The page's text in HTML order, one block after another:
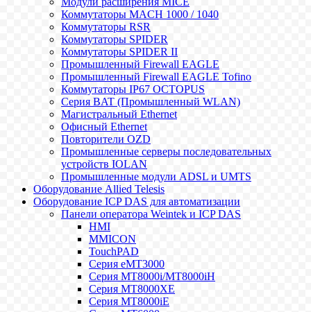
Коммутаторы MACH 1000 / 1040
Коммутаторы RSR
Коммутаторы SPIDER
Коммутаторы SPIDER II
Промышленный Firewall EAGLE
Промышленный Firewall EAGLE Tofino
Коммутаторы IP67 OCTOPUS
Серия BAT (Промышленный WLAN)
Магистральный Ethernet
Офисный Ethernet
Повторители OZD
Промышленные серверы последовательных
устройств IOLAN
Промышленные модули ADSL и UMTS
Оборудование Allied Telesis
Оборудование ICP DAS для автоматизации
Панели оператора Weintek и ICP DAS
HMI
MMICON
TouchPAD
Серия eMT3000
Серия MT8000i/MT8000iH
Серия MT8000XE
Серия MT8000iE